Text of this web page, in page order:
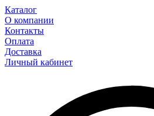
Каталог
О компании
Контакты
Оплата
Доставка
Личный кабинет